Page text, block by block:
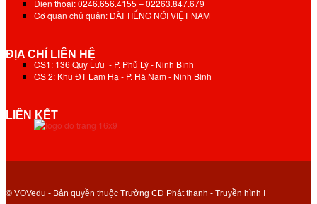
Điện thoại: 0246.656.4155 – 02263.847.679
Cơ quan chủ quản: ĐÀI TIẾNG NÓI VIỆT NAM
ĐỊA CHỈ LIÊN HỆ
CS1: 136 Quy Lưu - P. Phủ Lý - Ninh Bình
CS 2: Khu ĐT Lam Hạ - P. Hà Nam - Ninh Bình
LIÊN KẾT
© VOVedu - Bản quyền thuộc Trường CĐ Phát thanh - Truyền hình I